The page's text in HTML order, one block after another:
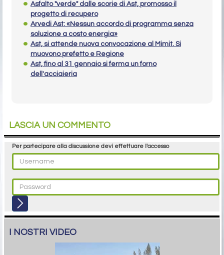
Asfalto "verde" dalle scorie di Ast, promosso il
progetto di recupero
Arvedi Ast: «Nessun accordo di programma senza
soluzione a costo energia»
Ast, si attende nuova convocazione al Mimit. Si
muovono prefetto e Regione
Ast, fino al 31 gennaio si ferma un forno
dell'acciaieria
LASCIA UN COMMENTO
Per partecipare alla discussione devi effettuare l'accesso
I NOSTRI VIDEO